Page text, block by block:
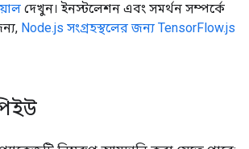
দেখুন। ইনস্টলেশন এবং সমর্থন সম্পর্কে
Node.js সংগ্রহস্থলের জন্য TensorFlow.js